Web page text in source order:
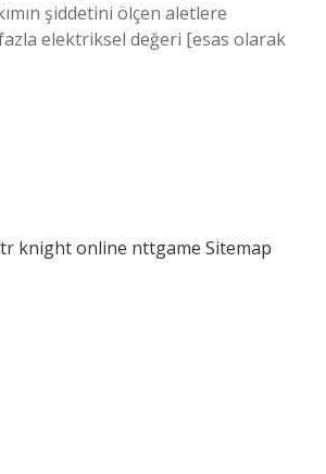
şiddetini ölçen aletlere
elektriksel değeri [esas olarak
knight online nttgame Sitemap